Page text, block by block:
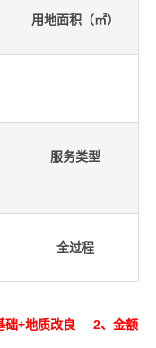
用地面积（㎡）
服务类型
全过程
础+地质改良 2、金额